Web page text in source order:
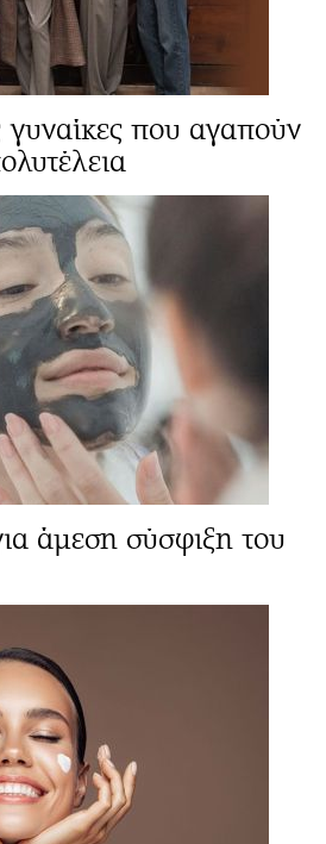
γυναίκες που αγαπούν
άμεση σύσφιξη του